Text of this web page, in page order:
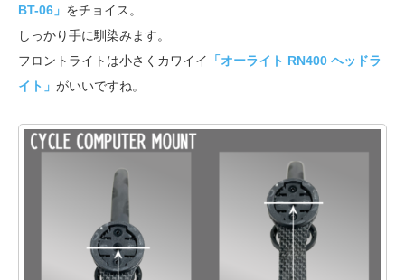
BT-06」 をチョイス。
しっかり手に馴染みます。
フロントライトは小さくカワイイ
「オーライト RN400 ヘッドラ
イト」 がいいですね。